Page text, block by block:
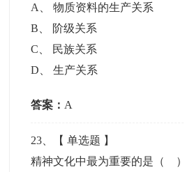
A 、物质资料的生产关系
B
阶级关系
C
民族关系
D 、生产关系
答案： A
23 、【单选题 】
精神文化中最为重要的是（ ）